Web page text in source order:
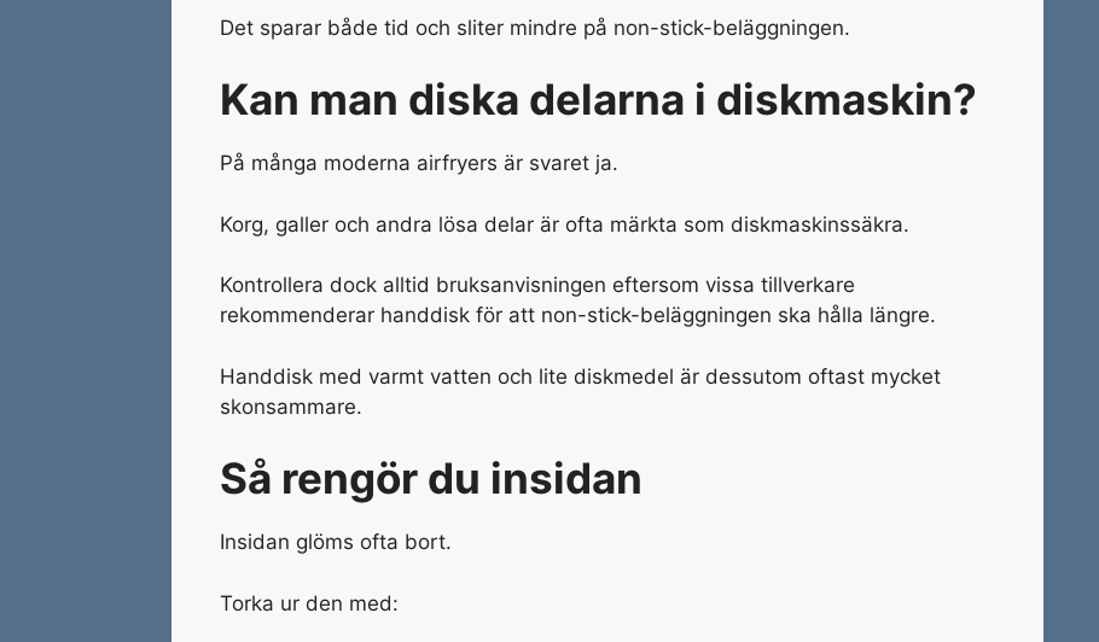
Det sparar både tid och sliter mindre på non-stick-beläggningen.
Kan man diska delarna i diskmaskin?
På många moderna airfryers är svaret ja.
Korg, galler och andra lösa delar är ofta märkta som diskmaskinssäkra.
Kontrollera dock alltid bruksanvisningen eftersom vissa tillverkare
rekommenderar handdisk för att non-stick-beläggningen ska hålla längre.
Handdisk med varmt vatten och lite diskmedel är dessutom oftast mycket
skonsammare.
Så rengör du insidan
Insidan glöms ofta bort.
Torka ur den med: